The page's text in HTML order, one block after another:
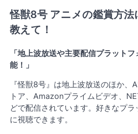
怪獣8号 アニメの鑑賞方法
教えて！
「地上波放送や主要配信プラット
能！」
『怪獣8号』は地上波放送のほか、
トア、Amazonプライムビデオ、
どで配信されています。好きなプ
に視聴できます。